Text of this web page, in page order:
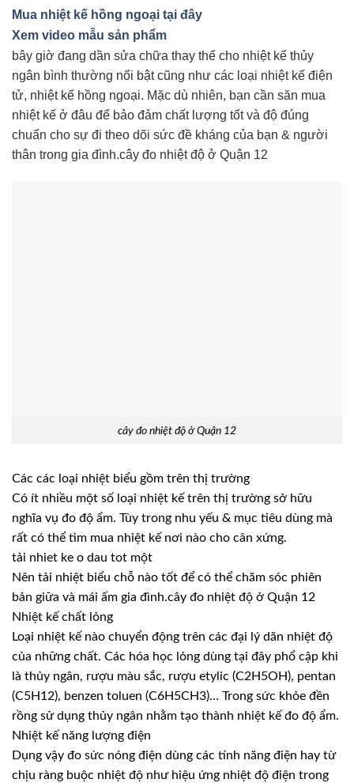
Mua nhiệt kế hồng ngoại tại đây
Xem video mẫu sản phẩm
bây giờ đang dần sửa chữa thay thế cho nhiệt kế thủy
ngân bình thường nổi bật cũng như các loại nhiệt kế điện
tử, nhiệt kế hồng ngoại. Mặc dù nhiên, bạn cần săn mua
nhiệt kế ở đâu để bảo đảm chất lượng tốt và độ đúng
chuẩn cho sự đi theo dõi sức đề kháng của bạn & người
thân trong gia đình.cây đo nhiệt độ ở Quận 12
cây đo nhiệt độ ở Quận 12
Các các loại nhiệt biểu gồm trên thị trường
Có ít nhiều một số loại nhiệt kế trên thị trường sở hữu
nghĩa vụ đo độ ẩm. Tùy trong nhu yếu & mục tiêu dùng mà
rất có thể tìm mua nhiệt kế nơi nào cho cân xứng.
tải nhiet ke o dau tot một
Nên tải nhiệt biểu chỗ nào tốt để có thể chăm sóc phiên
bản giữa và mái ấm gia đình.cây đo nhiệt độ ở Quận 12
Nhiệt kế chất lỏng
Loại nhiệt kế nào chuyển động trên các đại lý dãn nhiệt độ
của những chất. Các hóa học lỏng dùng tại đây phổ cập khi
là thủy ngân, rượu màu sắc, rượu etylic (C2H5OH), pentan
(C5H12), benzen toluen (C6H5CH3)… Trong sức khỏe đền
rồng sử dụng thủy ngân nhằm tạo thành nhiệt kế đo độ ẩm.
Nhiệt kế năng lượng điện
Dụng vậy đo sức nóng điện dùng các tính năng điện hay từ
chịu ràng buộc nhiệt độ như hiệu ứng nhiệt độ điện trong